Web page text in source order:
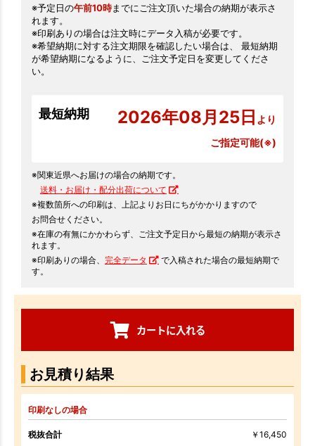
※予定日の午前10時までにご注文頂いた場合の納期が表示さ
れます。
※印刷ありの場合は注文時にデータ入稿が必要です。
※希望納期に対する注文期限を確認したい場合は、 最短納期
が希望納期になるように、ご注文予定日を変更してくださ
い。
最短納期 2026年08月25日 より
ご指定可能(※)
※関東近県へお届けの場合の納期です。
送料・お届け・配分出荷について
※複数箇所への印刷は、上記よりお日にちがかかりますので
お問合せください。
※在庫の有無にかかわらず、ご注文予定日から最短の納期が表示さ
れます。
※印刷ありの場合、 完全データ
で入稿された場合の最短納期で
す。
カートに入れる
お見積り結果
印刷なしの場合
税抜合計 ￥16,450